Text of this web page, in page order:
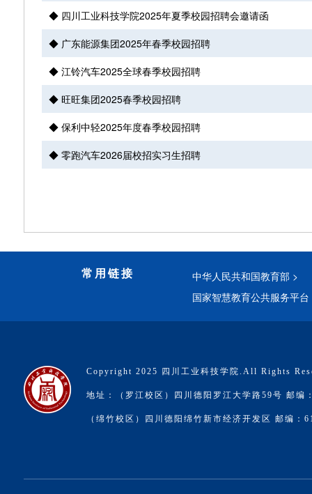
◆ 四川工业科技学院2025年夏季校园招聘会邀请函
◆ 广东能源集团2025年春季校园招聘
◆ 江铃汽车2025全球春季校园招聘
◆ 旺旺集团2025春季校园招聘
◆ 保利中轻2025年度春季校园招聘
◆ 零跑汽车2026届校招实习生招聘
常用链接
中华人民共和国教育部 >
国家智慧教育公共服务平台
Copyright 2025 四川工业科技学院.All Rights
地址：（罗江校区）四川德阳罗江大学路59号 邮编
（绵竹校区）四川德阳绵竹新市经济开发区 邮编：